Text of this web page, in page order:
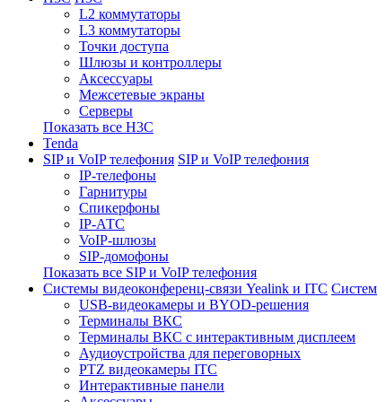
L2 коммутаторы
L3 коммутаторы
Точки доступа
Шлюзы и контроллеры
Аксессуары
Межсетевые экраны
Серверы
Показать все H3C
Tenda
SIP и VoIP телефония SIP и VoIP телефония
IP-телефоны
Гарнитуры
Спикерфоны
IP-АТС
VoIP-шлюзы
SIP-домофоны
Показать все SIP и VoIP телефония
Системы видеоконференц-связи Yealink и ITC
USB-видеокамеры и BYOD-решения
Терминалы ВКС
Терминалы ВКС с интерактивным дисплеем
Аудиоустройства для переговорных
PTZ видеокамеры ITC
Интерактивные панели